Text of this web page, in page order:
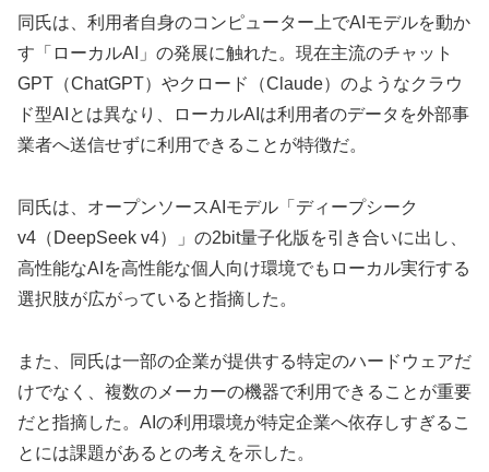
同氏は、利用者自身のコンピューター上でAIモデルを動か
す「ローカルAI」の発展に触れた。現在主流のチャット
GPT（ChatGPT）やクロード（Claude）のようなクラウ
ド型AIとは異なり、ローカルAIは利用者のデータを外部事
業者へ送信せずに利用できることが特徴だ。
同氏は、オープンソースAIモデル「ディープシーク
v4（DeepSeek v4）」の2bit量子化版を引き合いに出し、
高性能なAIを高性能な個人向け環境でもローカル実行する
選択肢が広がっていると指摘した。
また、同氏は一部の企業が提供する特定のハードウェアだ
けでなく、複数のメーカーの機器で利用できることが重要
だと指摘した。AIの利用環境が特定企業へ依存しすぎるこ
とには課題があるとの考えを示した。